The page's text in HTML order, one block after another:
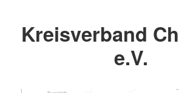
Kreisverband
e.V.